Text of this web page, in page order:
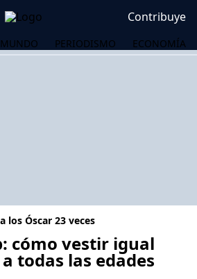
Contribuye
MUNDO PERIODISMO ECONOMÍA
los Óscar 23 veces
cómo vestir igual
todas las edades